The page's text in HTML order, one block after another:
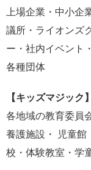
上場企業・中小企
議所・ライオンズ
ー・社内イベント
各種団体
【キッズマジック】
各地域の教育委員
養護施設・ 児童館
校・体験教室・学